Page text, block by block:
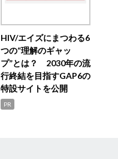
HIV/エイズにまつわる6
つの“理解のギャッ
プ”とは？ 2030年の流
行終結を目指すGAP6の
特設サイトを公開
PR